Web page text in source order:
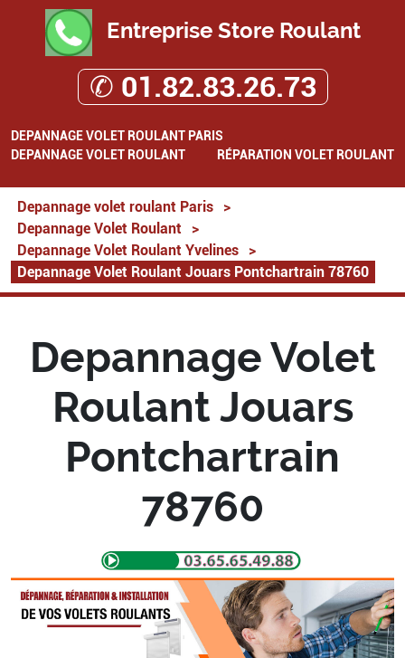
Entreprise Store Roulant
✆ 01.82.83.26.73
DEPANNAGE VOLET ROULANT PARIS
DEPANNAGE VOLET ROULANT
RÉPARATION VOLET ROULANT
Depannage volet roulant Paris
>
Depannage Volet Roulant
>
Depannage Volet Roulant Yvelines
>
Depannage Volet Roulant Jouars Pontchartrain 78760
Depannage Volet
Roulant Jouars
Pontchartrain
78760